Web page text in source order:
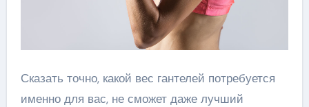
Сказать точно, какой вес гантелей потребуется
именно для вас, не сможет даже лучший